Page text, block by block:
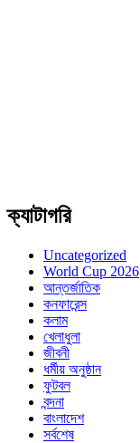
ক্যাটাগরি
Uncategorized
World Cup 2026
আন্তর্জাতিক
কনফারেন্স
কলাম
খেলাধুলা
জীবনী
ধর্মীয় অনুষ্ঠান
ফুটবল
বন্দনা
বাংলাদেশ
সর্বশেষ